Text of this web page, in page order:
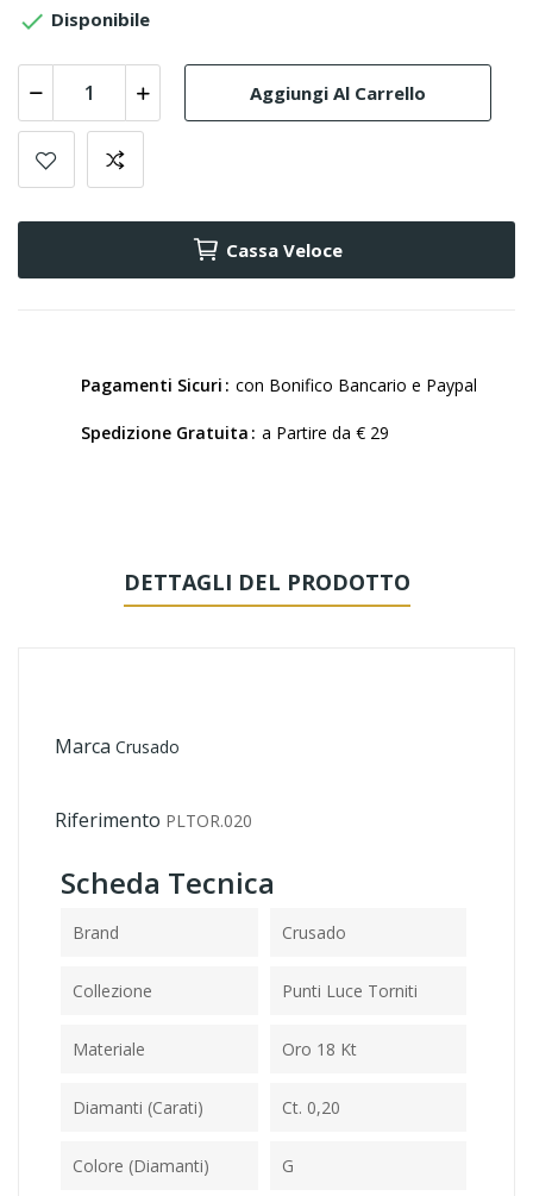
 Disponibile
Aggiungi Al Carrello
Cassa Veloce
Pagamenti Sicuri con Bonifico Bancario e Paypal
Spedizione Gratuita a Partire da € 29
DETTAGLI DEL PRODOTTO
Marca Crusado
Riferimento PLTOR.020
Scheda Tecnica
Brand Crusado
Collezione Punti Luce Torniti
Materiale Oro 18 Kt
Diamanti (Carati) Ct. 0,20
Colore (Diamanti) G